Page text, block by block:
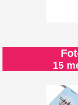
15